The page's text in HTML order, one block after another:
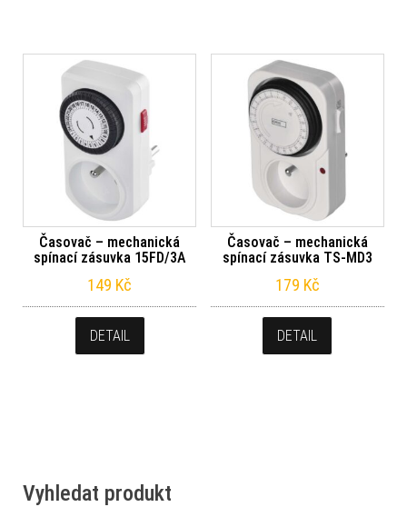
Časovač – mechanická
spínací zásuvka 15FD/3A
149 Kč
DETAIL
Časovač – mechanická
spínací zásuvka TS-MD3
179 Kč
DETAIL
Vyhledat produkt